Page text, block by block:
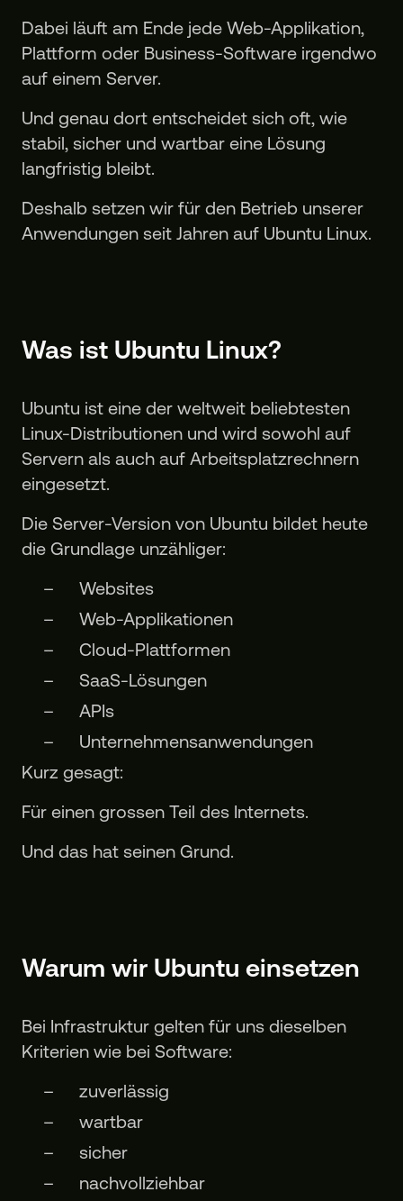
Dabei läuft am Ende jede Web-Applikation,
Plattform oder Business-Software irgendwo
auf einem Server.
Und genau dort entscheidet sich oft, wie
stabil, sicher und wartbar eine Lösung
langfristig bleibt.
Deshalb setzen wir für den Betrieb unserer
Anwendungen seit Jahren auf Ubuntu Linux.
Was ist Ubuntu Linux?
Ubuntu ist eine der weltweit beliebtesten
Linux-Distributionen und wird sowohl auf
Servern als auch auf Arbeitsplatzrechnern
eingesetzt.
Die Server-Version von Ubuntu bildet heute
die Grundlage unzähliger:
Websites
Web-Applikationen
Cloud-Plattformen
SaaS-Lösungen
APIs
Unternehmensanwendungen
Kurz gesagt:
Für einen grossen Teil des Internets.
Und das hat seinen Grund.
Warum wir Ubuntu einsetzen
Bei Infrastruktur gelten für uns dieselben
Kriterien wie bei Software:
zuverlässig
wartbar
sicher
nachvollziehbar